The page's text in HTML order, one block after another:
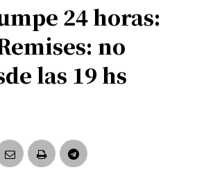
24 horas:
no
las 19 hs